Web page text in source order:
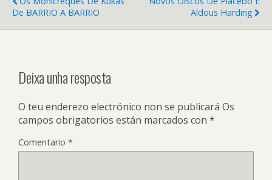
De BARRIO A BARRIO
Aldous Harding
Deixa unha resposta
O teu enderezo electrónico non se publicará Os
campos obrigatorios están marcados con *
Comentario *